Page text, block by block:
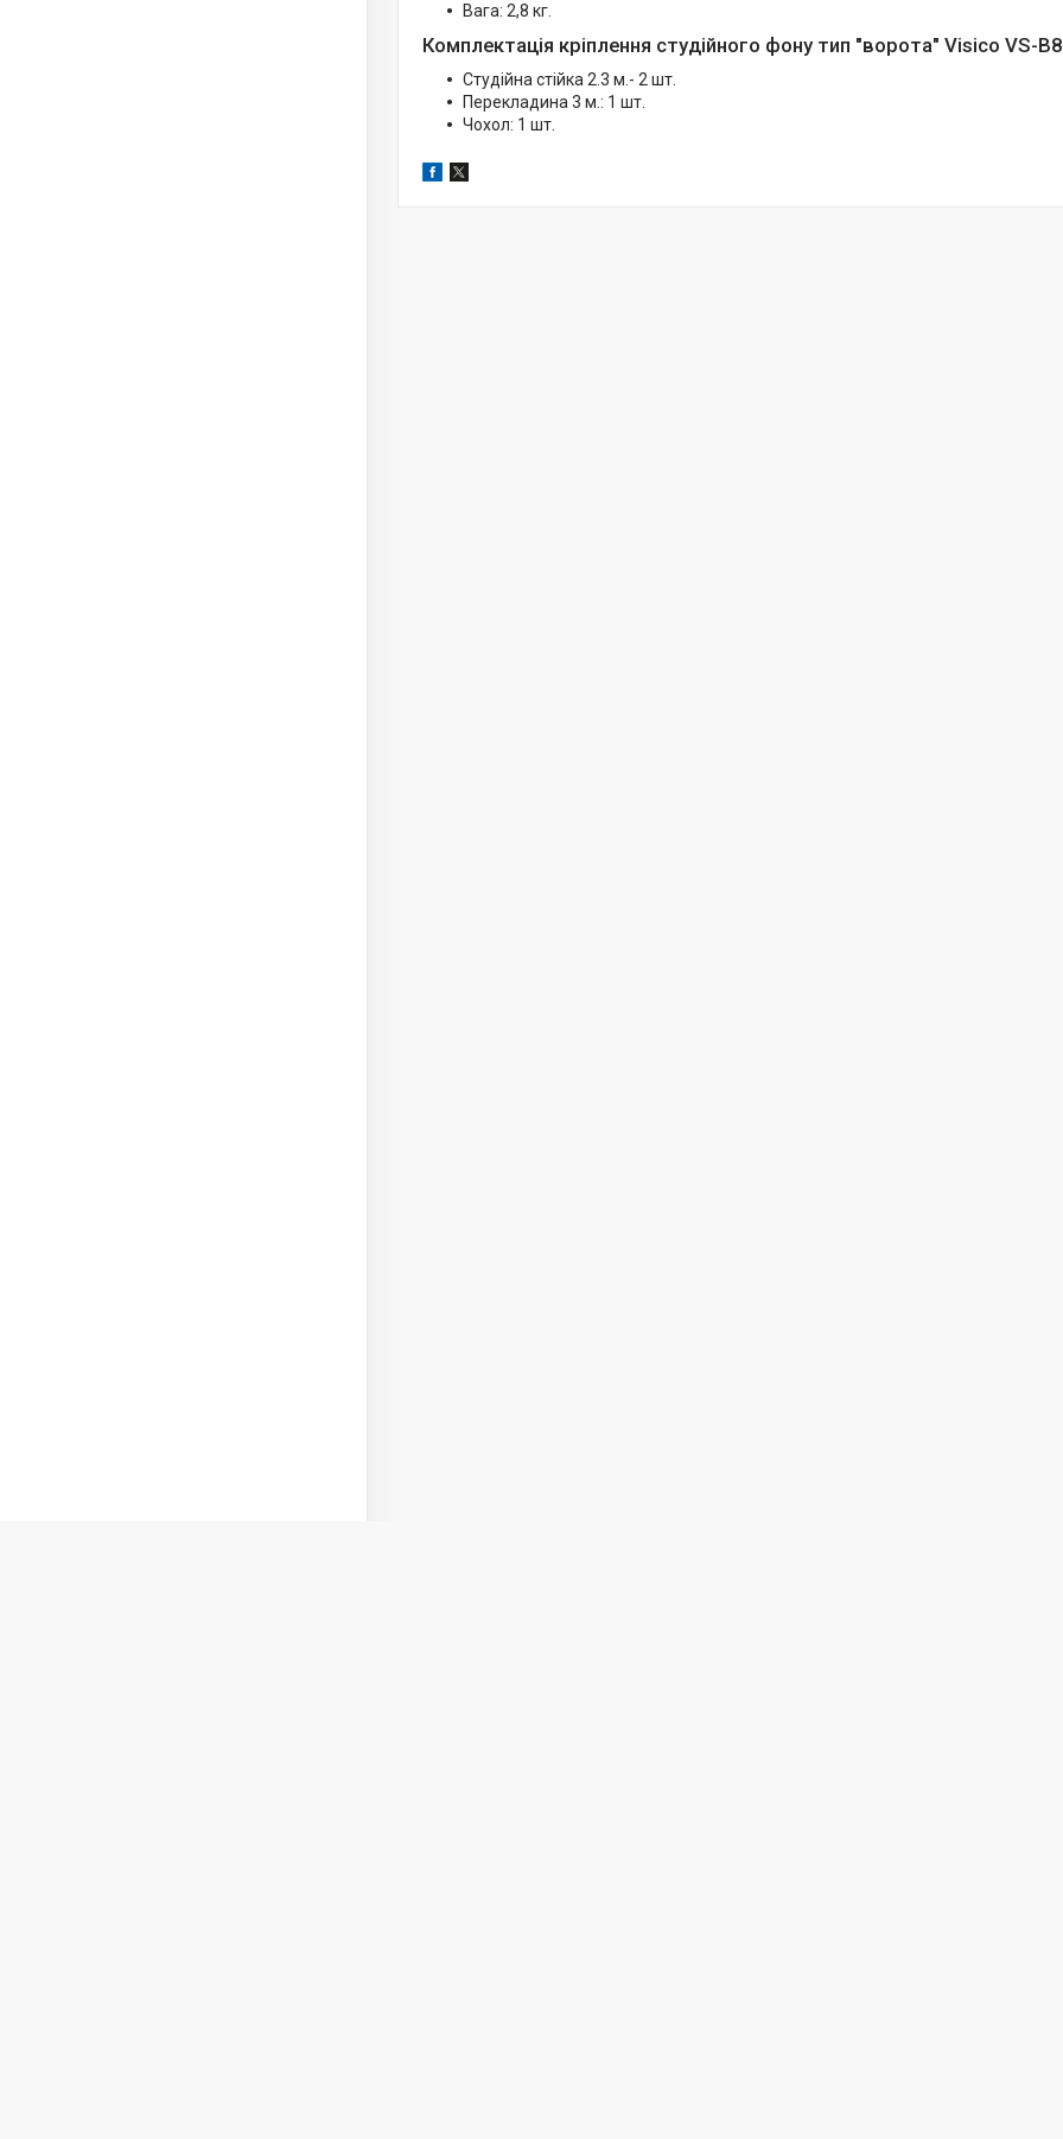
Вага: 2,8 кг.
Комплектація кріплення студійного фону тип "ворота" Visico VS-
Студійна стійка 2.3 м.- 2 шт.
Перекладина 3 м.: 1 шт.
Чохол: 1 шт.